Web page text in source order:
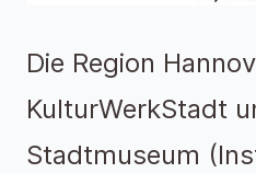
Die Region
KulturWerkStadt
Stadtmuseum